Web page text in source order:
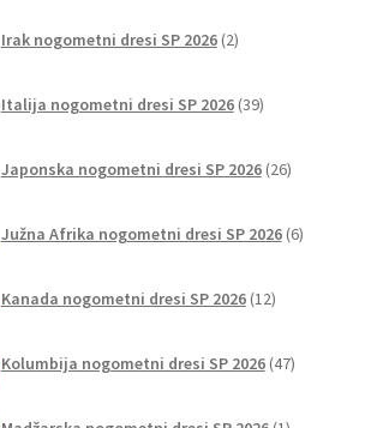
Irak nogometni dresi SP 2026 2izdelka
Italija nogometni dresi SP 2026 39izdelkov
Japonska nogometni dresi SP 2026 26izdelkov
Južna Afrika nogometni dresi SP 2026 6izdelkov
Kanada nogometni dresi SP 2026 12izdelkov
Kolumbija nogometni dresi SP 2026 47izdelkov